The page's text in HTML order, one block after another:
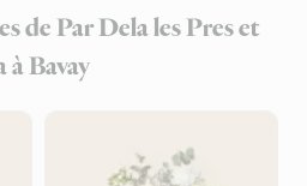
de Par Dela les Pres et
Bavay